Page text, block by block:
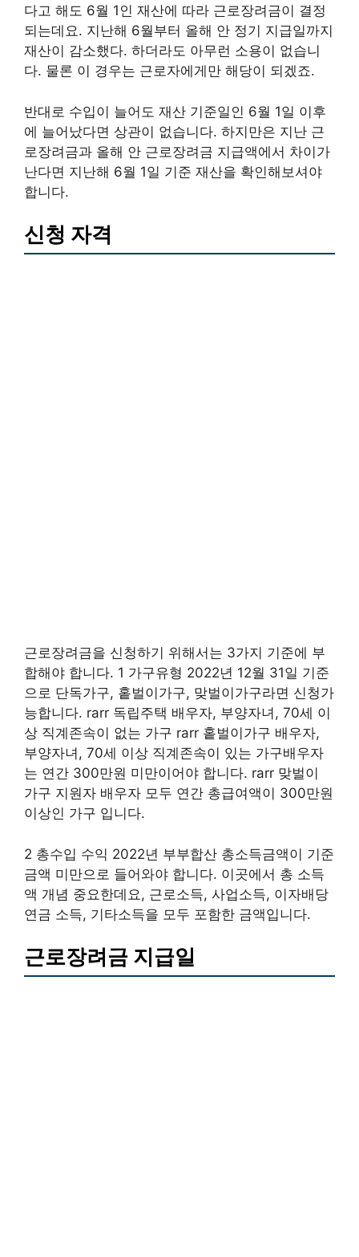
다고 해도 6월 1인 재산에 따라 근로장려금이 결정
되는데요. 지난해 6월부터 올해 안 정기 지급일까지
재산이 감소했다. 하더라도 아무런 소용이 없습니
다. 물론 이 경우는 근로자에게만 해당이 되겠죠.
반대로 수입이 늘어도 재산 기준일인 6월 1일 이후
에 늘어났다면 상관이 없습니다. 하지만은 지난 근
로장려금과 올해 안 근로장려금 지급액에서 차이가
난다면 지난해 6월 1일 기준 재산을 확인해보셔야
합니다.
신청 자격
근로장려금을 신청하기 위해서는 3가지 기준에 부
합해야 합니다. 1 가구유형 2022년 12월 31일 기준
으로 단독가구, 홑벌이가구, 맞벌이가구라면 신청가
능합니다. rarr 독립주택 배우자, 부양자녀, 70세 이
상 직계존속이 없는 가구 rarr 홑벌이가구 배우자,
부양자녀, 70세 이상 직계존속이 있는 가구배우자
는 연간 300만원 미만이어야 합니다. rarr 맞벌이
가구 지원자 배우자 모두 연간 총급여액이 300만원
이상인 가구 입니다.
2 총수입 수익 2022년 부부합산 총소득금액이 기준
금액 미만으로 들어와야 합니다. 이곳에서 총 소득
액 개념 중요한데요, 근로소득, 사업소득, 이자배당
연금 소득, 기타소득을 모두 포함한 금액입니다.
근로장려금 지급일